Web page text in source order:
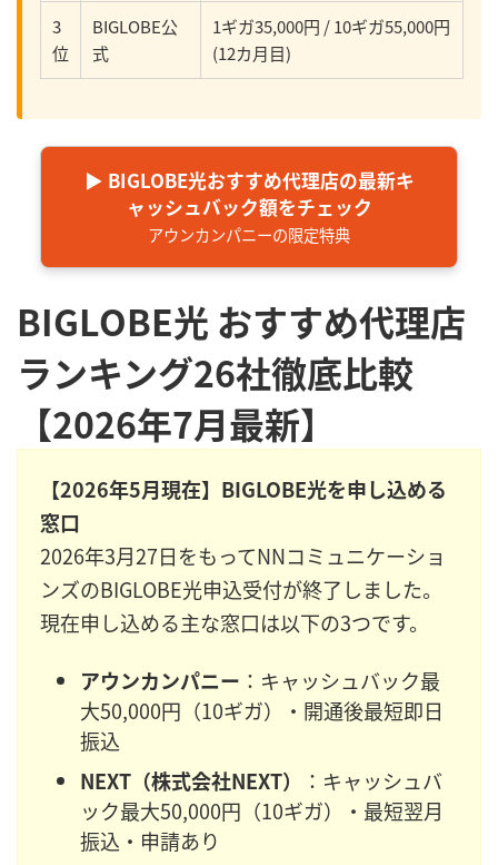
3
位
BIGLOBE公
式
1ギガ35,000円 / 10ギガ55,000円
(12カ月目)
▶ BIGLOBE光おすすめ代理店の最新キ
ャッシュバック額をチェック
アウンカンパニーの限定特典
BIGLOBE光 おすすめ代理店
ランキング26社徹底比較
【2026年7月最新】
【2026年5月現在】BIGLOBE光を申し込める
窓口
2026年3月27日をもってNNコミュニケーショ
ンズのBIGLOBE光申込受付が終了しました。
現在申し込める主な窓口は以下の3つです。
アウンカンパニー ：キャッシュバック最
大50,000円（10ギガ）・開通後最短即日
振込
NEXT（株式会社NEXT）
：キャッシュバ
ック最大50,000円（10ギガ）・最短翌月
振込・申請あり